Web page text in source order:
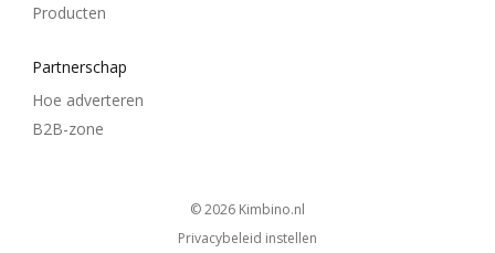
Producten
Partnerschap
Hoe adverteren
B2B-zone
© 2026
kimbino.nl
Privacybeleid instellen